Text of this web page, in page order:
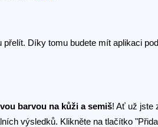
Díky tomu budete mít aplikaci
barvou na kůži a semiš! Ať už jste
výsledků. Klikněte na tlačítko